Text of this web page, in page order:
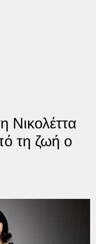
Νικολέττα
τη ζωή ο